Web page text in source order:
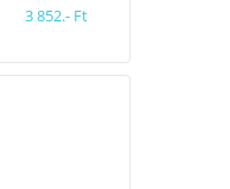
3 852.- Ft